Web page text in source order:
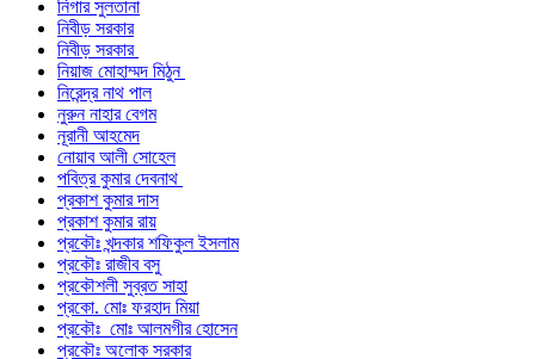
নিগার সুলতানা
নিবীড় সরকার
নিবীড় সরকার
নিয়াজ মোহাম্মদ মিঠুন
নিরেন্দ্র নাথ পাল
নুরুন নাহার বেগম
নূরানী আহমেদ
নোয়াব আলী সোহেল
পবিত্র কুমার দেবনাথ
প্রকাশ কুমার দাস
প্রকাশ কুমার রায়
প্রকৌঃ খন্দকার শফিকুল ইসলাম
প্রকৌঃ রাজীব বসু
প্রকৌশলী সুব্রত সাহা
প্রকো. মোঃ ফরহাদ মিয়া
প্রকৌঃ মোঃ আলমগীর হোসেন
প্রকৌঃ অলোক সরকার